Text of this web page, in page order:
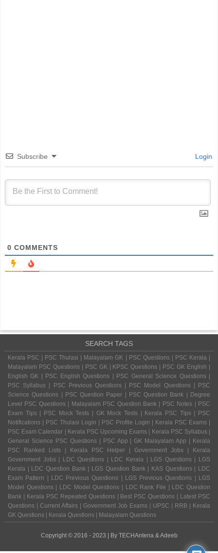
Subscribe Login
0 COMMENTS
SEARCH TAGS
Kerala PSC | PSC Thulasi | Malayalam GK | PSC Questions | PSC Kerala |
Malayalam PSC Questions | PSC GK | KPSC Questions | PSC GK English |
English GK | PSC English Questions | PSC General Science Questions |
PSC Syllabus | PSC Previous Questions | PSC Model Questions | PSC
Science Questions | PSC Question Paper | PSC Question Bank | Degree
Level PSC Questions | Malayalam PSC Question Bank | PSC Notes | PSC
Exam Tips | PSC Mock Tests | GK Mock Tests | Kerala PSC Tips | PSC
Notifications | PSC Thulasi Login | PSC Profile Login | Kerala PSC Exams |
PSC Exam Calendar | Kerala PSC Upcoming Exams | Kerala PSC Syllabus |
General Science PSC Questions | PSC App | GK Malayalam App | Kerala
PSC Ranked Lists | Kerala PSC Helper | Government Jobs | Kerala
Government Jobs | LDC Questions | LDC Kerala | LGS Questions | LGS
Kerala | LDC Question Bank | LGS Question Bank | KAS Questions | LDC
Exam Pattern | LDC Previous Questions | LGS Previous Questions | LGS
Model Questions | LDC Model Questions | LDC Rank File | LDC Question
Bank | Kerala PSC Repeated Questions | Best PSC Questions | Latest PSC
Questions | Current Affairs | Government Job Exams | UPSC | RRB | Kerala
GK Questions | Kerala Questions | Malayalam Questions
Copyright © 2016 - 2023 | By TECHAntena & Adeeb